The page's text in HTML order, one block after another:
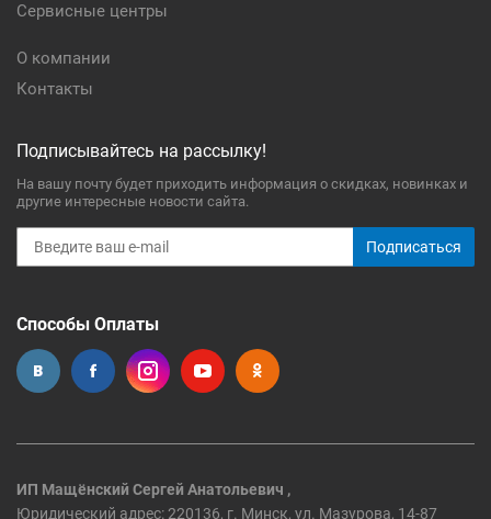
Сервисные центры
О компании
Контакты
Подписывайтесь на рассылку!
На вашу почту будет приходить информация о скидках, новинках и
другие интересные новости сайта.
Подписаться
Способы Оплаты
ИП Мащёнский Сергей Анатольевич ,
Юридический адрес: 220136, г. Минск, ул. Мазурова, 14-87